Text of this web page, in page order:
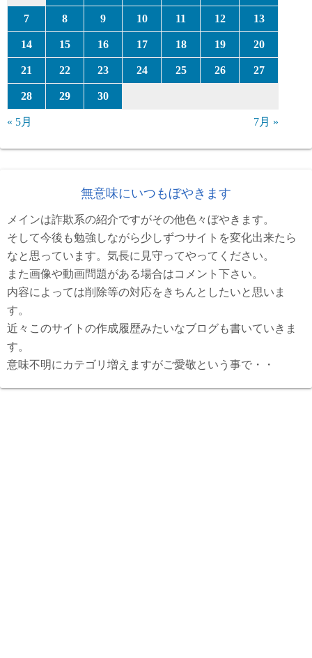
7 8 9 10 11 12 13
14 15 16 17 18 19 20
21 22 23 24 25 26 27
28 29 30
« 5月 7月 »
無意味にいつもぼやきます
メインは詐欺系の紹介ですがその他色々ぼやきます。
そして今後も勉強しながら少しずつサイトを変化出来たら
なと思っています。気長に見守ってやってください。
また画像や動画問題がある場合はコメント下さい。
内容によっては削除等の対応をきちんとしたいと思いま
す。
近々このサイトの作成履歴みたいなブログも書いていきま
す。
意味不明にカテゴリ増えますがご愛敬という事で・・